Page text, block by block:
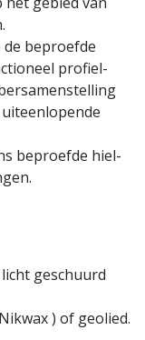
de beproefde
profiel­
beproefde hiel­
geschuurd
) of geolied.